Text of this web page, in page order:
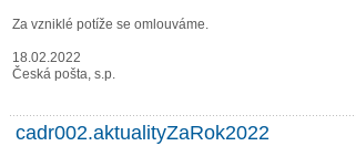
Za vzniklé potíže se omlouváme.
18.02.2022
Česká pošta, s.p.
cadr002.aktualityZaRok2022